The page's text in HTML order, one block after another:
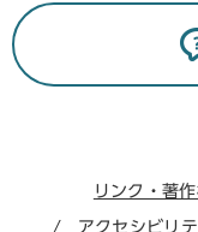
リンク・著
アクセシビリテ